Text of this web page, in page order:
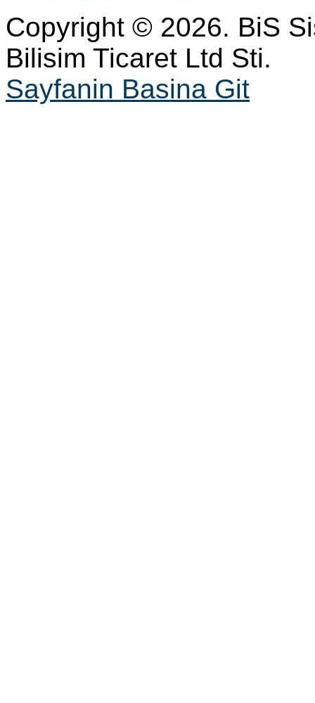
Copyright © 2026. BiS
Bilisim Ticaret Ltd Sti.
Sayfanin Basina Git